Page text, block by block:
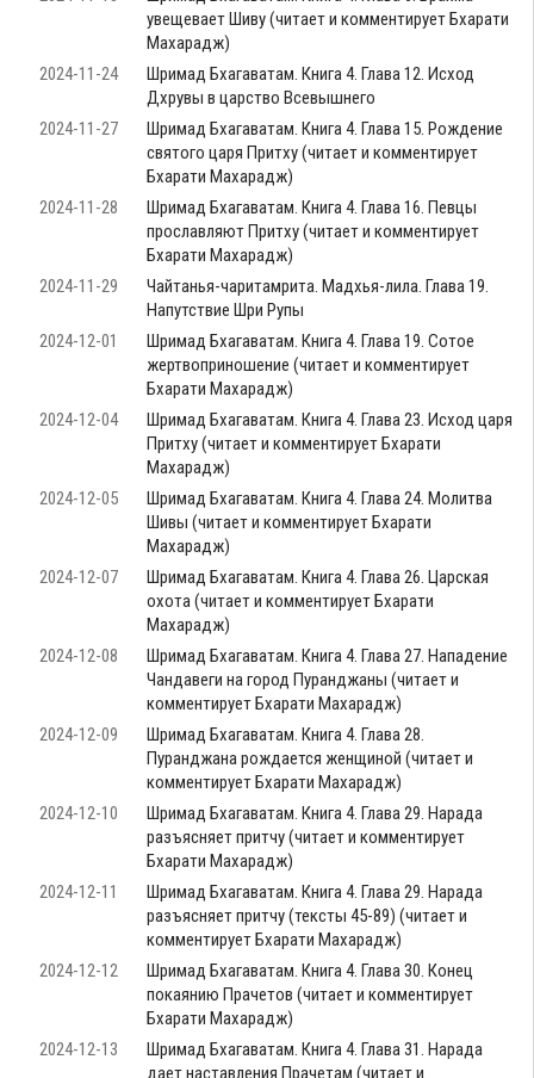
увещевает Шиву (читает и комментирует Бхарати
Махарадж)
2024-11-24
Шримад Бхагаватам. Книга 4. Глава 12. Исход
Дхрувы в царство Всевышнего
2024-11-27
Шримад Бхагаватам. Книга 4. Глава 15. Рождение
святого царя Притху (читает и комментирует
Бхарати Махарадж)
2024-11-28
Шримад Бхагаватам. Книга 4. Глава 16. Певцы
прославляют Притху (читает и комментирует
Бхарати Махарадж)
2024-11-29
Чайтанья-чаритамрита. Мадхья-лила. Глава 19.
Напутствие Шри Рупы
2024-12-01
Шримад Бхагаватам. Книга 4. Глава 19. Сотое
жертвоприношение (читает и комментирует
Бхарати Махарадж)
2024-12-04
Шримад Бхагаватам. Книга 4. Глава 23. Исход царя
Притху (читает и комментирует Бхарати
Махарадж)
2024-12-05
Шримад Бхагаватам. Книга 4. Глава 24. Молитва
Шивы (читает и комментирует Бхарати
Махарадж)
2024-12-07
Шримад Бхагаватам. Книга 4. Глава 26. Царская
охота (читает и комментирует Бхарати
Махарадж)
2024-12-08
Шримад Бхагаватам. Книга 4. Глава 27. Нападение
Чандавеги на город Пуранджаны (читает и
комментирует Бхарати Махарадж)
2024-12-09
Шримад Бхагаватам. Книга 4. Глава 28.
Пуранджана рождается женщиной (читает и
комментирует Бхарати Махарадж)
2024-12-10
Шримад Бхагаватам. Книга 4. Глава 29. Нарада
разъясняет притчу (читает и комментирует
Бхарати Махарадж)
2024-12-11
Шримад Бхагаватам. Книга 4. Глава 29. Нарада
разъясняет притчу (тексты 45-89) (читает и
комментирует Бхарати Махарадж)
2024-12-12
Шримад Бхагаватам. Книга 4. Глава 30. Конец
покаянию Прачетов (читает и комментирует
Бхарати Махарадж)
2024-12-13
Шримад Бхагаватам. Книга 4. Глава 31. Нарада
дает наставления Прачетам (читает и